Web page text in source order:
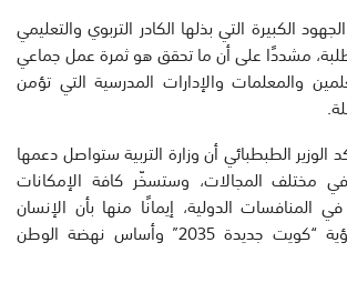
الكبيرة التي بذلها الكادر التربوي والتعليمي
مشددًا على أن ما تحقق هو ثمرة عمل جماعي
والمعلمات والإدارات المدرسية التي تؤمن
الوزير الطبطبائي أن وزارة التربية ستواصل دعمها
مختلف المجالات، وستسخّر كافة الإمكانات
المنافسات الدولية، إيمانًا منها بأن الإنسان
الكويتي هو محور رؤية “كويت جديدة 2035” وأساس نهضة الوطن